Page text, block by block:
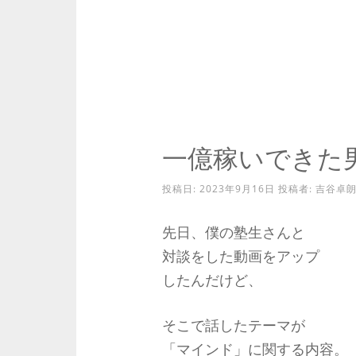
一億稼いできた
投稿日: 2023年9月16日 投稿者: 吉谷卓朗
先日、僕の塾生さんと
対談をした動画をアップ
したんだけど、
そこで話したテーマが
「マインド」に関する内容。